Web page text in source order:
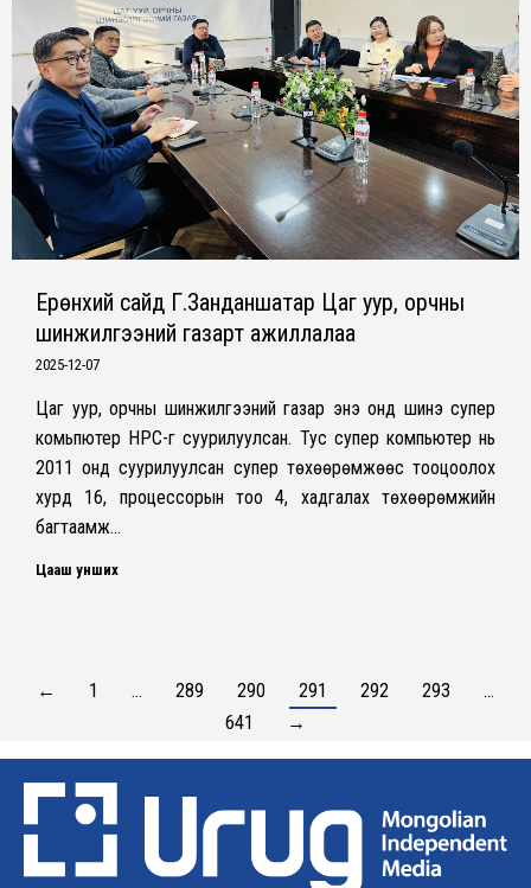
Ерөнхий сайд Г.Занданшатар Цаг уур, орчны
шинжилгээний газарт ажиллалаа
2025-12-07
Цаг уур, орчны шинжилгээний газар энэ онд шинэ супер
комьпютер HPC-г суурилуулсан. Тус супер компьютер нь
2011 онд суурилуулсан супер төхөөрөмжөөс тооцоолох
хурд 16, процессорын тоо 4, хадгалах төхөөрөмжийн
багтаамж…
Цааш унших
← 1 … 289 290 291 292 293
…
641
→